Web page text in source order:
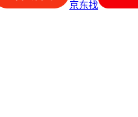
京东找